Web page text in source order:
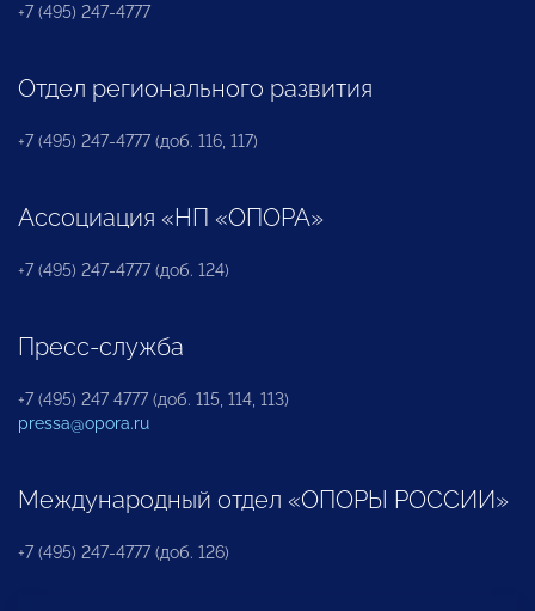
+7 (495) 247-4777
Отдел регионального развития
+7 (495) 247-4777 (доб. 116, 117)
Ассоциация «НП «ОПОРА»
+7 (495) 247-4777 (доб. 124)
Пресс-служба
+7 (495) 247 4777 (доб. 115, 114, 113)
pressa@opora.ru
Международный отдел «ОПОРЫ РОССИИ»
+7 (495) 247-4777 (доб. 126)